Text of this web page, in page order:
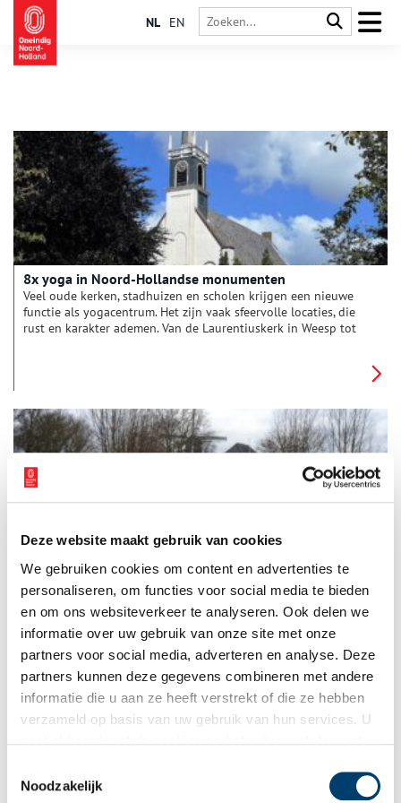
Deze website maakt gebruik van cookies
We gebruiken cookies om content en advertenties te
personaliseren, om functies voor social media te bieden
en om ons websiteverkeer te analyseren. Ook delen we
informatie over uw gebruik van onze site met onze
partners voor social media, adverteren en analyse. Deze
partners kunnen deze gegevens combineren met andere
informatie die u aan ze heeft verstrekt of die ze hebben
verzameld op basis van uw gebruik van hun services. U
Noodzakelijk
NL EN
8x yoga in Noord-Hollandse monumenten
Veel oude kerken, stadhuizen en scholen krijgen een nieuwe
functie als yogacentrum. Het zijn vaak sfeervolle locaties, die
rust en karakter ademen. Van de Laurentiuskerk in Weesp tot
Welke plaats vind jij het meest kenmerkend voor Noord-
Holland? ‘Ik woon aan de Munnikenweg. Dat mag je wel een
bijzondere plek noemen.’ Guus Breebaart-Beuse heeft gelijk.
Want wie woont er aan een weg die eeuwen geleden door
Floris V is aangelegd en waar de graaf dwangburchten liet
bouwen?